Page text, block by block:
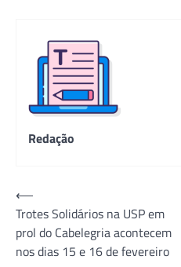
Redação
Navegação
de
Post
⟵
Trotes Solidários na USP em
prol do Cabelegria acontecem
nos dias 15 e 16 de fevereiro